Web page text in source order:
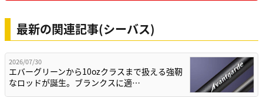
最新の関連記事(シーバス)
2026/07/30
エバーグリーンから10ozクラスまで扱える強靭
なロッドが誕生。ブランクスに適…